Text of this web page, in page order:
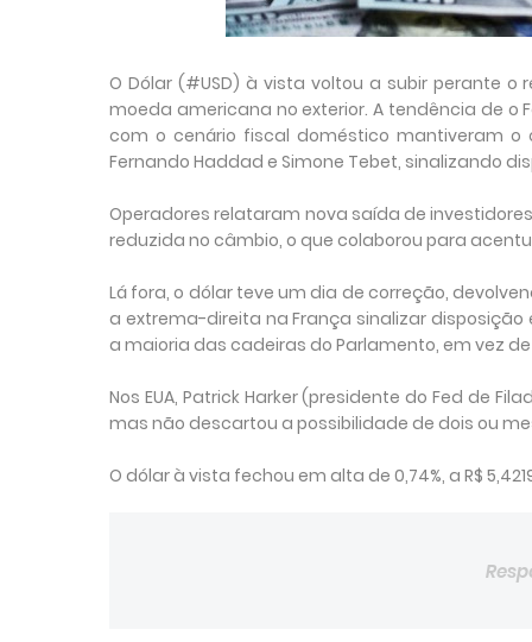
O Dólar (#USD) à vista voltou a subir perante
moeda americana no exterior. A tendência de o
com o cenário fiscal doméstico mantiveram o
Fernando Haddad e Simone Tebet, sinalizando
Operadores relataram nova saída de
reduzida no câmbio, o que colaborou para
Lá fora, o dólar teve um dia de correção,
a extrema-direita na França sinalizar
a maioria das cadeiras do Parlamento, em vez
Nos EUA, Patrick Harker (presidente do Fed de
mas não descartou a possibilidade de dois ou
O dólar à vista fechou em alta de 0,74%, a R$